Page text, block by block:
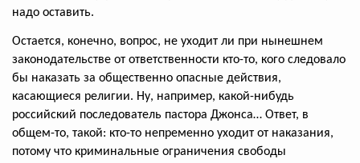
надо оставить.
Остается, конечно, вопрос, не уходит ли при нынешнем
законодательстве от ответственности кто-то, кого следовало
бы наказать за общественно опасные действия,
касающиеся религии. Ну, например, какой-нибудь
российский последователь пастора Джонса… Ответ, в
общем-то, такой: кто-то непременно уходит от наказания,
потому что криминальные ограничения свободы